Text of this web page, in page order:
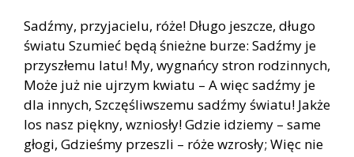
Sadźmy, przyjacielu, róże! Długo jeszcze, długo
światu Szumieć będą śnieżne burze: Sadźmy je
przyszłemu latu! My, wygnańcy stron rodzinnych,
Może już nie ujrzym kwiatu – A więc sadźmy je
dla innych, Szczęśliwszemu sadźmy światu! Jakże
los nasz piękny, wzniosły! Gdzie idziemy – same
głogi, Gdzieśmy przeszli – róże wzrosły; Więc nie